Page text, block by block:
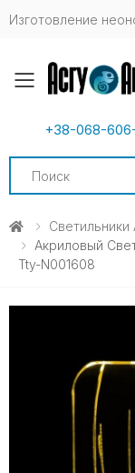
Изготовление
Toggle
+38-068-
Светильники
Акриловый
Tty-N001608